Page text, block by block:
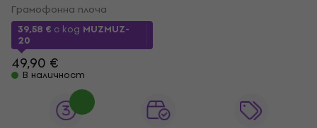
Грамофонна плоча
39,58 € с код MUZMUZ-
20
49,90 €
В наличност